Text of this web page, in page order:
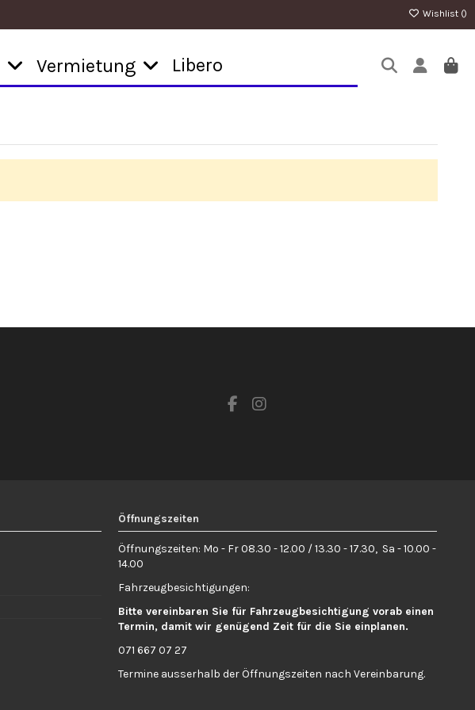
Wishlist ()
Vermietung Libero
Öffnungszeiten
Öffnungszeiten: Mo - Fr 08.30 - 12.00 / 13.30 - 17.30, Sa - 10.00 -
14.00
Fahrzeugbesichtigungen:
Bitte vereinbaren Sie für Fahrzeugbesichtigung vorab einen
Termin, damit wir genügend Zeit für die Sie einplanen.
071 667 07 27
Termine ausserhalb der Öffnungszeiten nach Vereinbarung.